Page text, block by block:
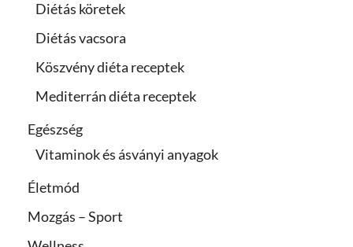
Diétás köretek
Diétás vacsora
Köszvény diéta receptek
Mediterrán diéta receptek
Egészség
Vitaminok és ásványi anyagok
Életmód
Mozgás – Sport